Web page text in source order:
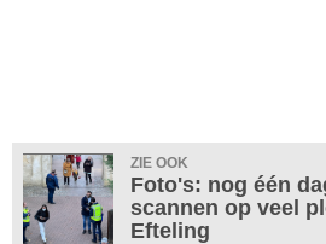
ZIE OOK
Foto's: nog één
scannen op veel
Efteling